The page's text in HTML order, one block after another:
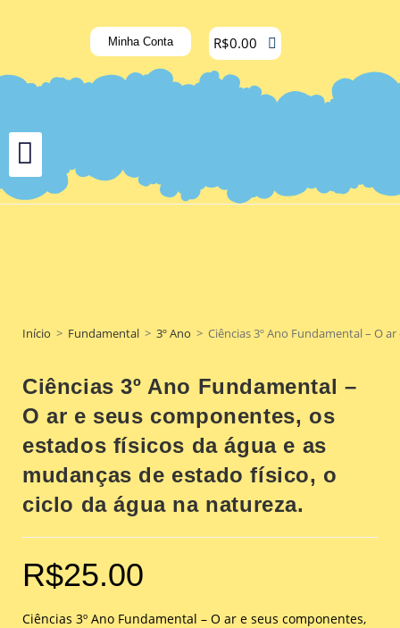
Minha Conta R$0.00
Início > Fundamental > 3º Ano > Ciências 3º Ano Fundamental – O
Ciências 3º Ano Fundamental –
O ar e seus componentes, os
estados físicos da água e as
mudanças de estado físico, o
ciclo da água na natureza.
R$25.00
Ciências 3º Ano Fundamental – O ar e seus componentes,